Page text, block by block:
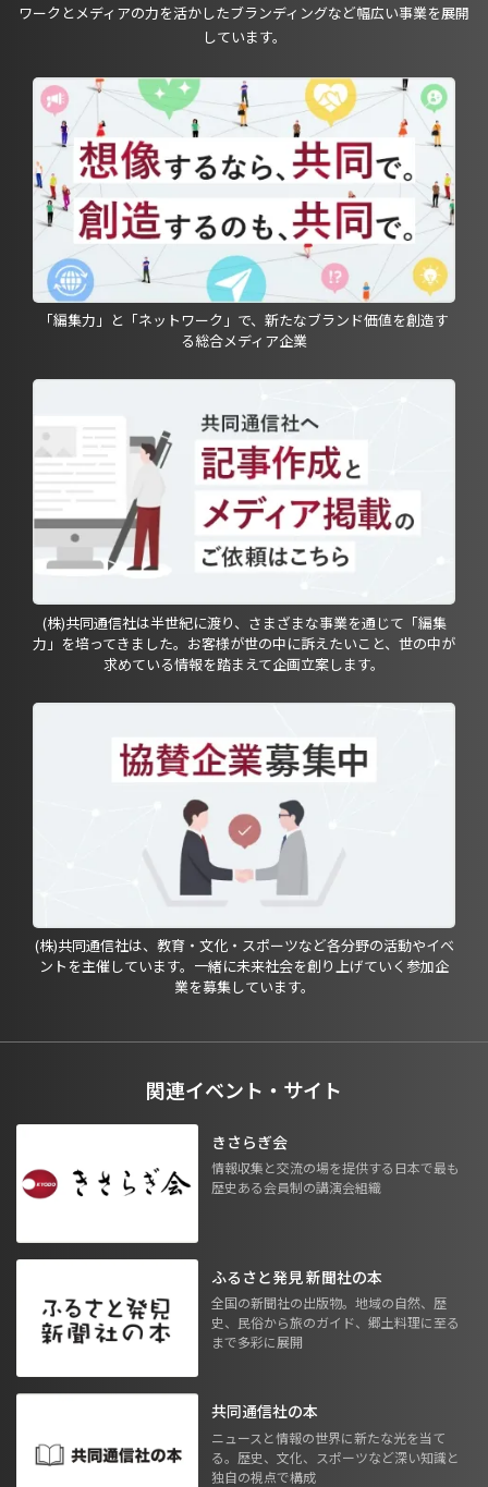
ワークとメディアの力を活かしたブランディングなど幅広い事業を展開
しています。
「編集力」と「ネットワーク」で、新たなブランド価値を創造す
る総合メディア企業
(株)共同通信社は半世紀に渡り、さまざまな事業を通じて「編集
力」を培ってきました。お客様が世の中に訴えたいこと、世の中が
求めている情報を踏まえて企画立案します。
(株)共同通信社は、教育・文化・スポーツなど各分野の活動やイベ
ントを主催しています。一緒に未来社会を創り上げていく参加企
業を募集しています。
関連イベント・サイト
きさらぎ会
情報収集と交流の場を提供する日本で最も
歴史ある会員制の講演会組織
ふるさと発見 新聞社の本
全国の新聞社の出版物。地域の自然、歴
史、民俗から旅のガイド、郷土料理に至る
まで多彩に展開
共同通信社の本
ニュースと情報の世界に新たな光を当て
る。歴史、文化、スポーツなど深い知識と
独自の視点で構成